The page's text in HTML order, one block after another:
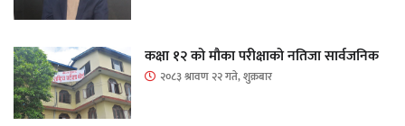
कक्षा १२ को मौका परीक्षाको नतिजा सार्वजनिक
२०८३ श्रावण २२ गते, शुक्रबार